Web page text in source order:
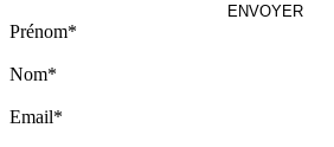
Prénom*
Nom*
Email*